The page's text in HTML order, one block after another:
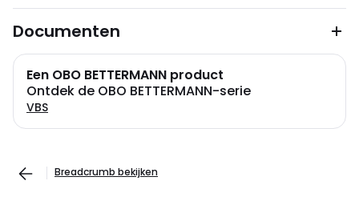
Documenten
Een OBO BETTERMANN product
Ontdek de OBO BETTERMANN-serie
VBS
Breadcrumb bekijken